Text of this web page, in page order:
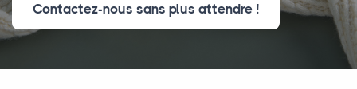
Contactez-nous sans plus attendre !